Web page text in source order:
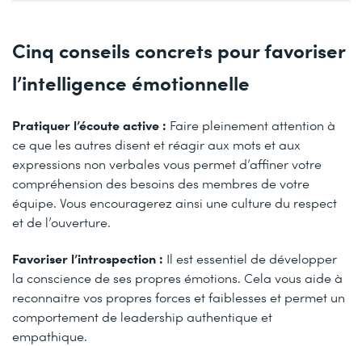
Cinq conseils concrets pour favoriser
l’intelligence émotionnelle
Pratiquer l’écoute active : Faire pleinement attention à
ce que les autres disent et réagir aux mots et aux
expressions non verbales vous permet d’affiner votre
compréhension des besoins des membres de votre
équipe. Vous encouragerez ainsi une culture du respect
et de l’ouverture.
Favoriser l’introspection : Il est essentiel de développer
la conscience de ses propres émotions. Cela vous aide à
reconnaitre vos propres forces et faiblesses et permet un
comportement de leadership authentique et
empathique.